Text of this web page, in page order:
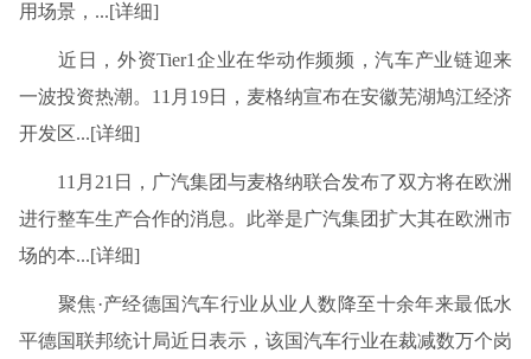
用场景，...[详细]
近日，外资Tier1企业在华动作频频，汽车产业链迎来
一波投资热潮。11月19日，麦格纳宣布在安徽芜湖鸠江经济
开发区...[详细]
11月21日，广汽集团与麦格纳联合发布了双方将在欧洲
进行整车生产合作的消息。此举是广汽集团扩大其在欧洲市
场的本...[详细]
聚焦·产经德国汽车行业从业人数降至十余年来最低水
平德国联邦统计局近日表示，该国汽车行业在裁减数万个岗